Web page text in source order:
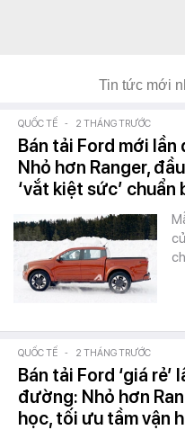
Tin tức mới
QUỐC TẾ - 2 THÁNG TRƯỚC
Bán tải Ford mới
Nhỏ hơn Ranger,
‘vắt kiệt sức’ chuẩn
QUỐC TẾ - 2 THÁNG TRƯỚC
Bán tải Ford ‘giá
đường: Nhỏ hơn
học, tối ưu tầm vận